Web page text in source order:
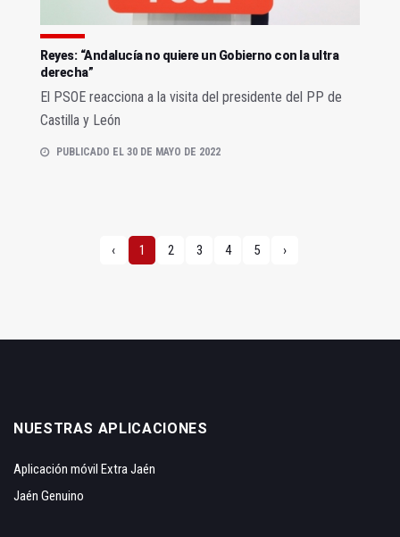
Reyes: “Andalucía no quiere un Gobierno con la ultra
derecha”
El PSOE reacciona a la visita del presidente del PP de
Castilla y León
PUBLICADO EL 30 DE MAYO DE 2022
‹ 1 2 3 4 5 ›
NUESTRAS APLICACIONES
Aplicación móvil Extra Jaén
Jaén Genuino